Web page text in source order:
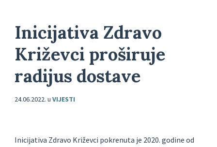
Inicijativa Zdravo
Križevci proširuje
radijus dostave
24.06.2022. u VIJESTI
Inicijativa Zdravo Križevci pokrenuta je 2020. godine od